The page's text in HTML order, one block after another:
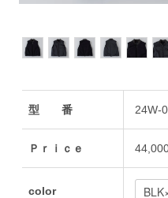
型 番 24W-
Ｐｒｉｃｅ
color